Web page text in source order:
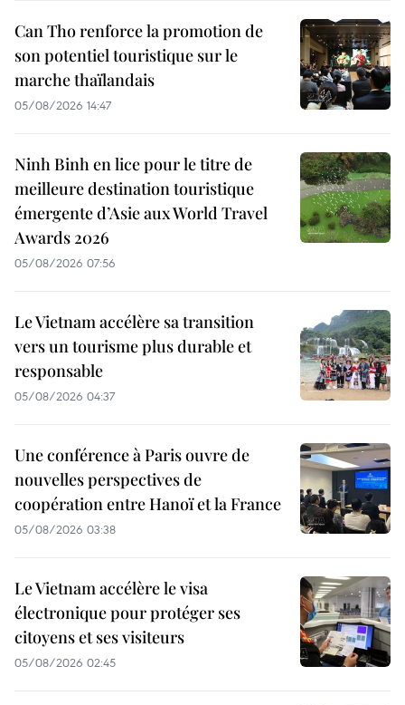
Can Tho renforce la promotion de
son potentiel touristique sur le
marche thaïlandais
05/08/2026 14:47
Ninh Binh en lice pour le titre de
meilleure destination touristique
émergente d’Asie aux World Travel
Awards 2026
05/08/2026 07:56
Le Vietnam accélère sa transition
vers un tourisme plus durable et
responsable
05/08/2026 04:37
Une conférence à Paris ouvre de
nouvelles perspectives de
coopération entre Hanoï et la France
05/08/2026 03:38
Le Vietnam accélère le visa
électronique pour protéger ses
citoyens et ses visiteurs
05/08/2026 02:45